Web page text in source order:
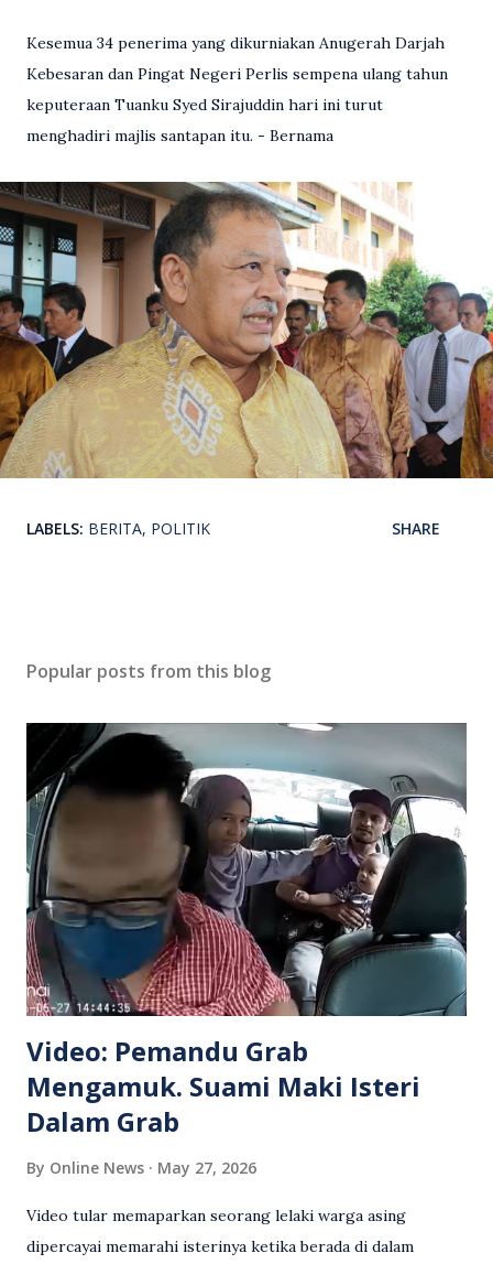
Kesemua 34 penerima yang dikurniakan Anugerah Darjah
Kebesaran dan Pingat Negeri Perlis sempena ulang tahun
keputeraan Tuanku Syed Sirajuddin hari ini turut
menghadiri majlis santapan itu. - Bernama
LABELS: BERITA POLITIK SHARE
Popular posts from this blog
Video: Pemandu Grab
Mengamuk. Suami Maki Isteri
Dalam Grab
By Online News May 27, 2026
Video tular memaparkan seorang lelaki warga asing
dipercayai memarahi isterinya ketika berada di dalam